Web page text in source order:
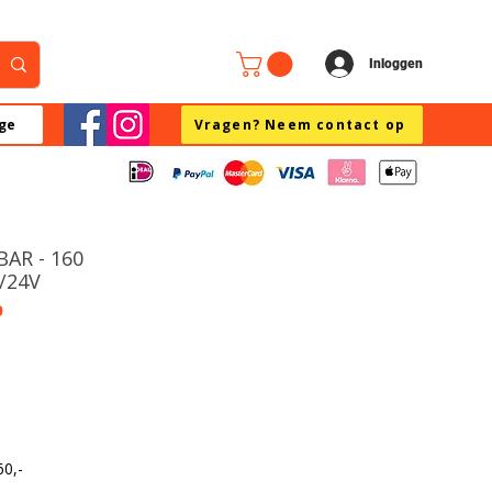
Inloggen
Vragen? Neem contact op
- 160